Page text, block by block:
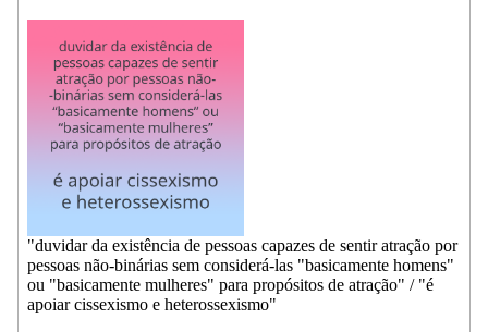
"duvidar da existência de pessoas capazes de sentir atração por
pessoas não-binárias sem considerá-las "basicamente homens"
ou "basicamente mulheres" para propósitos de atração" / "é
apoiar cissexismo e heterossexismo"